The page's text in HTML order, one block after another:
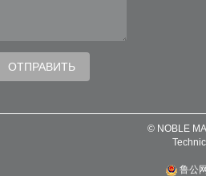
© NOBLE
鲁公